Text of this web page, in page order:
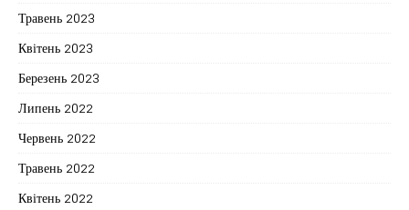
Травень 2023
Квітень 2023
Березень 2023
Липень 2022
Червень 2022
Травень 2022
Квітень 2022